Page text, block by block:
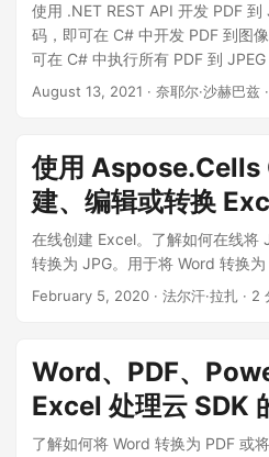
使用 .NET REST API 开发 PDF
码，即可在 C# 中开发 PDF 到图
可在 C# 中执行所有 PDF 到 JPEG
August 13, 2021 · 奈耶尔·沙赫巴兹
使用 Aspose.Cells
建、编辑或转换
在线创建 Excel。了解如何在线将
转换为 JPG。用于将 Word 转换为
February 5, 2020 · 法尔汗·拉扎 · 2
Word、PDF、
Excel 处理云 SDK
了解如何将 Word 转换为 PDF 或